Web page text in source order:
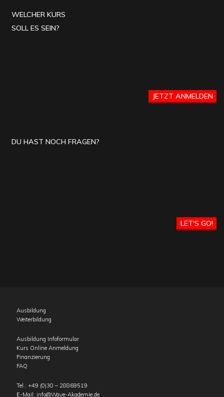
WELCHER KURS
SOLL ES SEIN?
JETZT ANMELDEN
DU HAST NOCH FRAGEN?
LET'S GO!
Ausbildung
Weiterbildung
Ausbildung Infoformular
Kurs Online Anmeldung
Finanzierung
FAQ
Tel.: +49 (0)30 – 28869519
E-Mail: info@Wave-Akademie.de